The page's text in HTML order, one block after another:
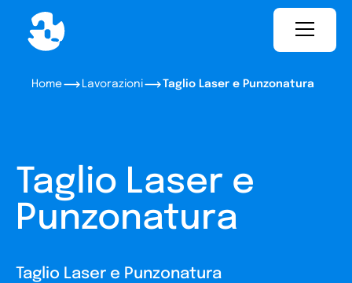
Home Lavorazioni Taglio Laser e Punzonatura
Taglio Laser e
Punzonatura
Taglio Laser e Punzonatura